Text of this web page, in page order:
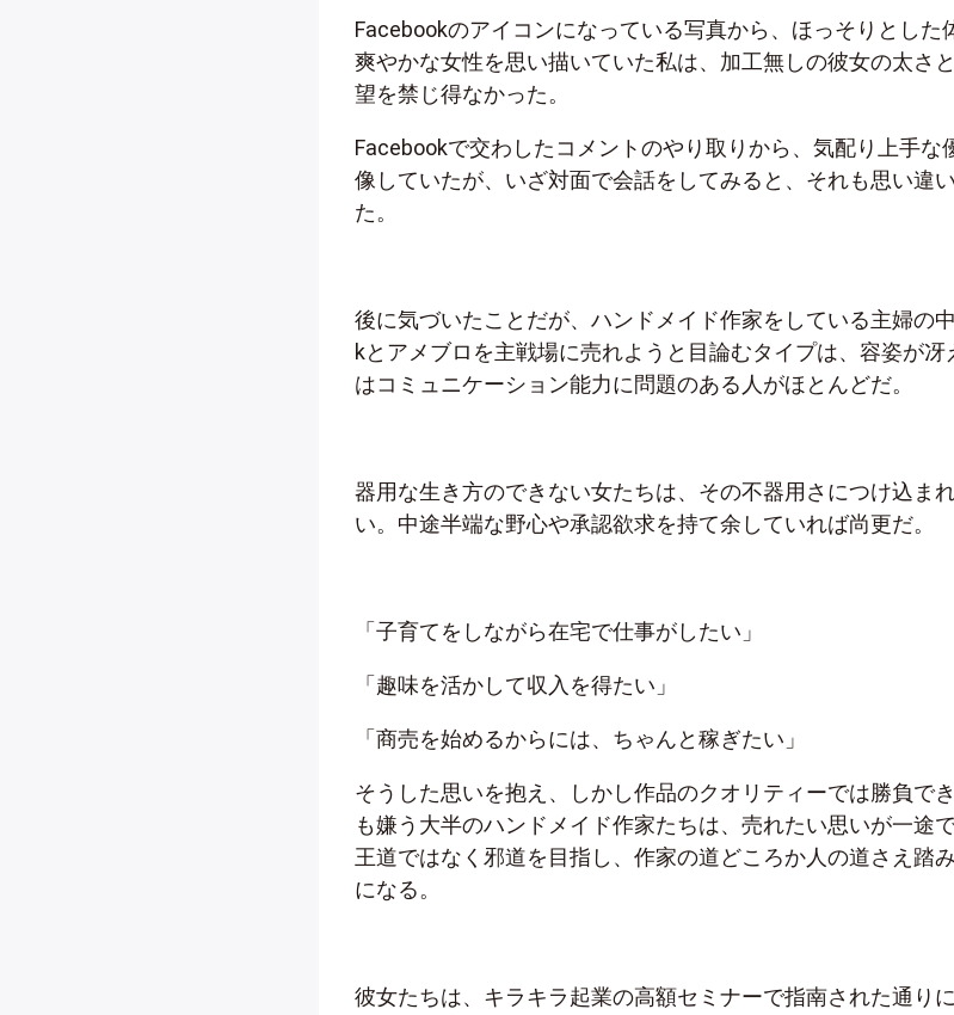
Facebookのアイコンになっている写真から、ほっそりとした
爽やかな女性を思い描いていた私は、加工無しの彼女の太さ
望を禁じ得なかった。
Facebookで交わしたコメントのやり取りから、気配り上手な
像していたが、いざ対面で会話をしてみると、それも思い違
た。
後に気づいたことだが、ハンドメイド作家をしている主婦の
kとアメブロを主戦場に売れようと目論むタイプは、容姿が冴
はコミュニケーション能力に問題のある人がほとんどだ。
器用な生き方のできない女たちは、その不器用さにつけ込ま
い。中途半端な野心や承認欲求を持て余していれば尚更だ。
「子育てをしながら在宅で仕事がしたい」
「趣味を活かして収入を得たい」
「商売を始めるからには、ちゃんと稼ぎたい」
そうした思いを抱え、しかし作品のクオリティーでは勝負で
も嫌う大半のハンドメイド作家たちは、売れたい思いが一途
王道ではなく邪道を目指し、作家の道どころか人の道さえ踏
になる。
彼女たちは、キラキラ起業の高額セミナーで指南された通り